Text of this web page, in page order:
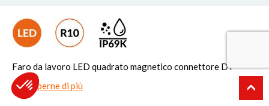
Faro da lavoro LED quadrato magnetico connettore DT
Per saperne di più